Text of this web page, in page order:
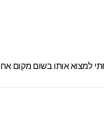
אותו בשום מקום